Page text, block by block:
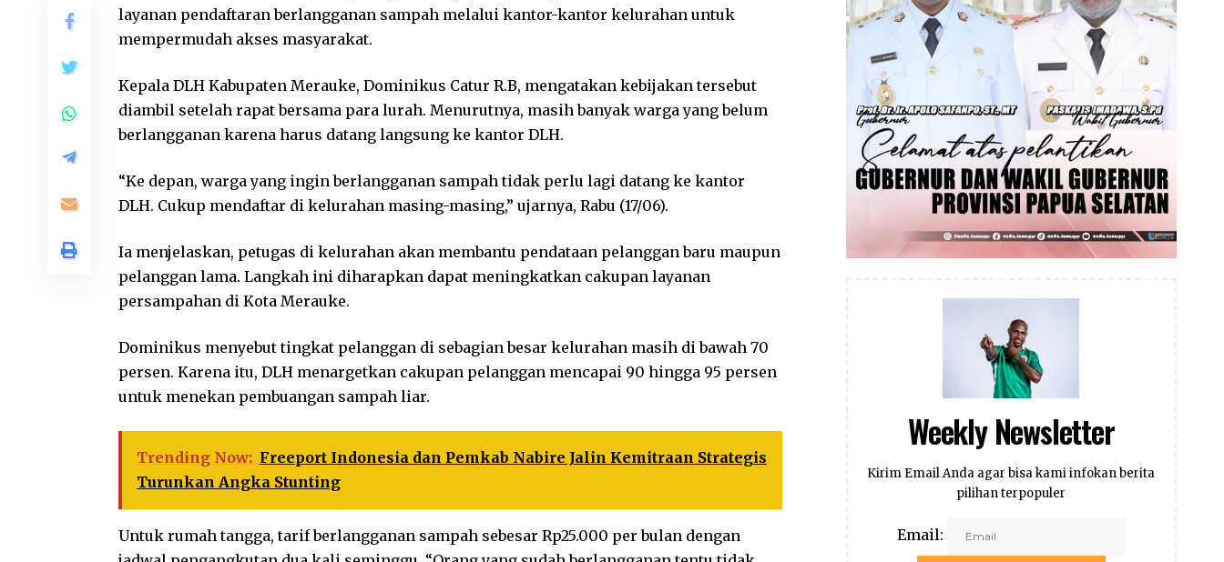
layanan pendaftaran berlangganan sampah melalui kantor-kantor kelurahan untuk
mempermudah akses masyarakat.
Kepala DLH Kabupaten Merauke, Dominikus Catur R.B, mengatakan kebijakan tersebut
diambil setelah rapat bersama para lurah. Menurutnya, masih banyak warga yang belum
berlangganan karena harus datang langsung ke kantor DLH.
“Ke depan, warga yang ingin berlangganan sampah tidak perlu lagi datang ke kantor
DLH. Cukup mendaftar di kelurahan masing-masing,” ujarnya, Rabu (17/06).
Ia menjelaskan, petugas di kelurahan akan membantu pendataan pelanggan baru maupun
pelanggan lama. Langkah ini diharapkan dapat meningkatkan cakupan layanan
persampahan di Kota Merauke.
Dominikus menyebut tingkat pelanggan di sebagian besar kelurahan masih di bawah 70
persen. Karena itu, DLH menargetkan cakupan pelanggan mencapai 90 hingga 95 persen
untuk menekan pembuangan sampah liar.
Trending Now: Freeport Indonesia dan Pemkab Nabire Jalin Kemitraan Strategis
Turunkan Angka Stunting
Untuk rumah tangga, tarif berlangganan sampah sebesar Rp25.000 per bulan dengan
Weekly Newsletter
Kirim Email Anda agar bisa kami infokan berita
pilihan terpopuler
Email: